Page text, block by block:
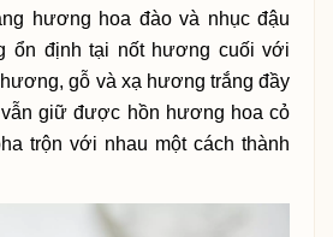
hương hoa đào và nhục đậu
ổn định tại nốt hương cuối với
gỗ và xạ hương trắng đầy
giữ được hồn hương hoa cỏ
trộn với nhau một cách thành